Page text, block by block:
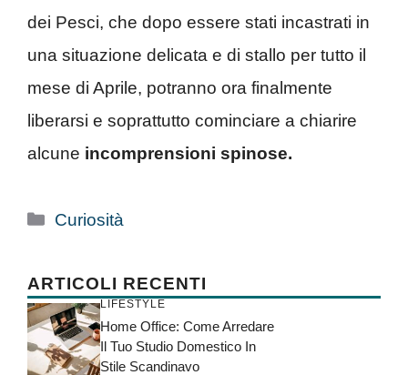
dei Pesci, che dopo essere stati incastrati in
una situazione delicata e di stallo per tutto il
mese di Aprile, potranno ora finalmente
liberarsi e soprattutto cominciare a chiarire
alcune incomprensioni spinose.
Categorie
Curiosità
ARTICOLI RECENTI
LIFESTYLE
Home Office: Come Arredare
Il Tuo Studio Domestico In
Stile Scandinavo